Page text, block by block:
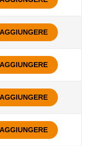
AGGIUNGERE
AGGIUNGERE
AGGIUNGERE
AGGIUNGERE